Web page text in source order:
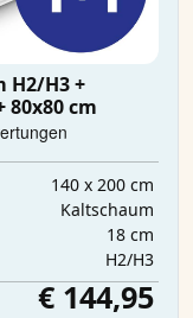
H2/H3 +
80x80 cm
140 x 200 cm
Kaltschaum
18 cm
H2/H3
€ 144,95